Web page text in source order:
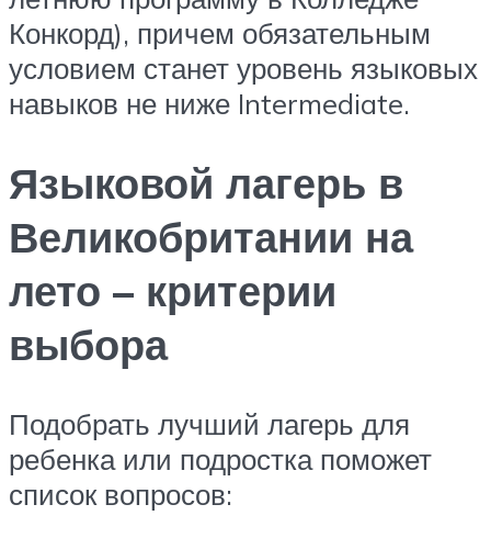
Конкорд), причем обязательным
условием станет уровень языковых
навыков не ниже Intermediate.
Языковой лагерь в
Великобритании на
лето – критерии
выбора
Подобрать лучший лагерь для
ребенка или подростка поможет
список вопросов: